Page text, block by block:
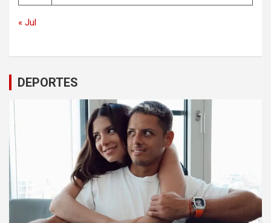
« Jul
DEPORTES